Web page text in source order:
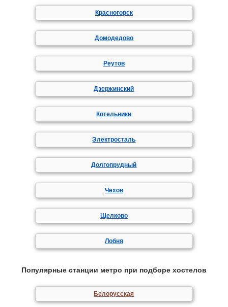
Красногорск
Домодедово
Реутов
Дзержинский
Котельники
Электросталь
Долгопрудный
Чехов
Щелково
Лобня
Популярные станции метро при подборе хостелов
Белорусская